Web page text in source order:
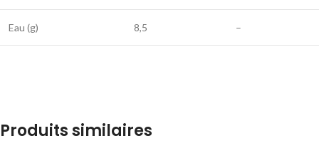
Eau (g) 8,5 –
Produits similaires